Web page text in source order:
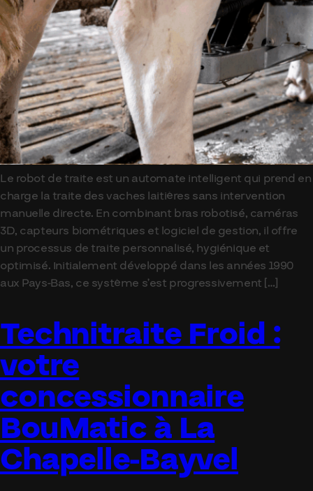
Le robot de traite est un automate intelligent qui prend en
charge la traite des vaches laitières sans intervention
manuelle directe. En combinant bras robotisé, caméras
3D, capteurs biométriques et logiciel de gestion, il offre
un processus de traite personnalisé, hygiénique et
optimisé. Initialement développé dans les années 1990
aux Pays-Bas, ce système s’est progressivement […]
Technitraite Froid :
votre
concessionnaire
BouMatic à La
Chapelle-Bayvel